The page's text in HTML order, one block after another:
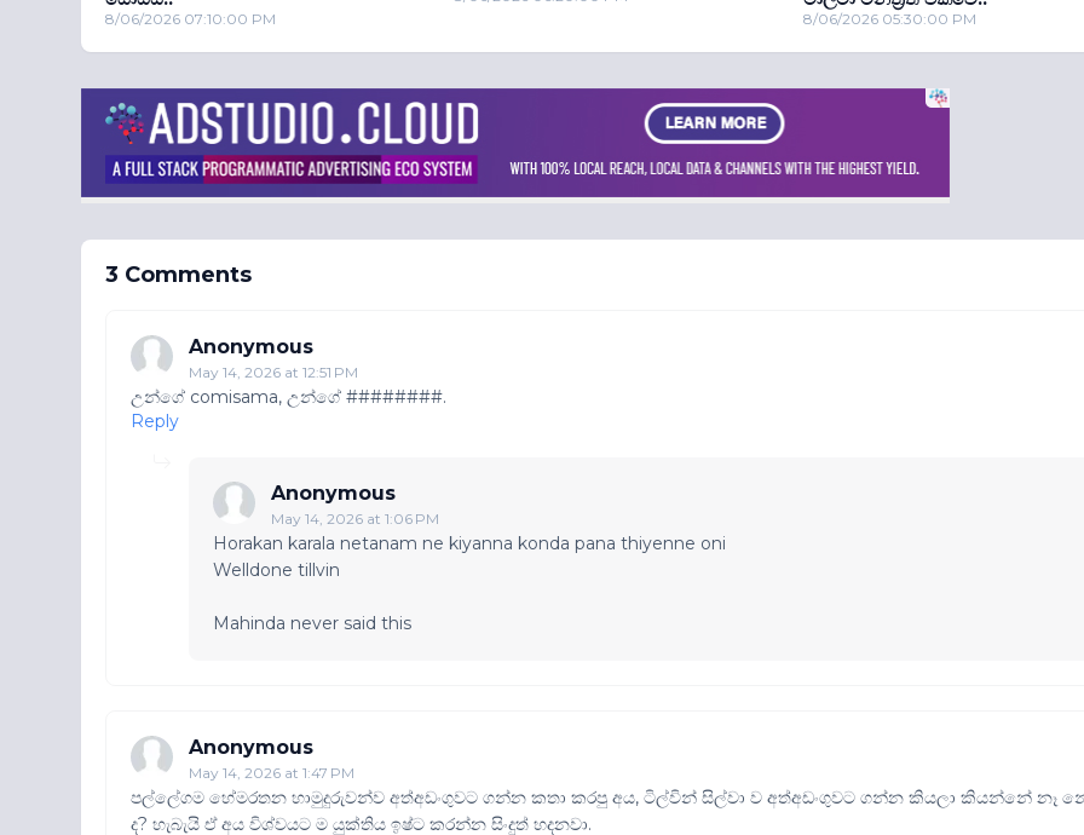
8/06/2026 07:10:00 PM 8/06/2026 05:30:00 PM
3 Comments
Anonymous
May 14, 2026 at 12:51 PM
උන්ගේ comisama, උන්ගේ ########.
Reply
Anonymous
May 14, 2026 at 1:06 PM
Horakan karala netanam ne kiyanna konda pana thiyenne oni
Welldone tillvin
Mahinda never said this
Anonymous
May 14, 2026 at 1:47 PM
පල්ලේගම හේමරතන හාමුදුරුවන්ව අත්අඩංගුවට ගන්න කතා කරපු අය, ටිල්වින් සිල්වා ව අත්අඩංගුවට ගන්න කියලා කියන්නේ නෑ
ද? හැබැයි ඒ අය විශ්වයට ම යුක්තිය ඉෂ්ට කරන්න සිංදුත් හදනවා.